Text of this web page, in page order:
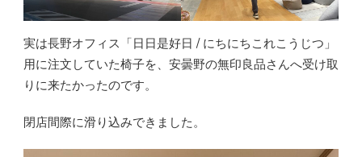
実は長野オフィス「日日是好日 / にちにちこれこうじつ」
用に注文していた椅子を、安曇野の無印良品さんへ受け取
りに来たかったのです。
閉店間際に滑り込みできました。